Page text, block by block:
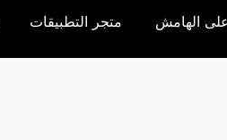
الهامش متجر التطبيقات